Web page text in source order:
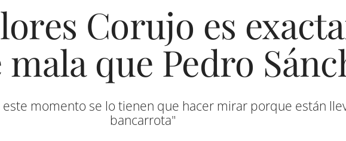
Corujo es
que Pedro
este momento se lo tienen que hacer mirar porque están
bancarrota"